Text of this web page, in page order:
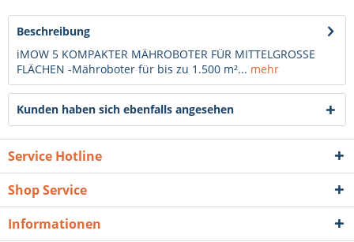
Beschreibung
iMOW 5 KOMPAKTER MÄHROBOTER FÜR MITTELGROSSE
FLÄCHEN -Mähroboter für bis zu 1.500 m²... mehr
Kunden haben sich ebenfalls angesehen
Service Hotline
Shop Service
Informationen